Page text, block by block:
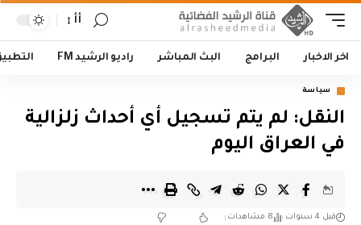
أأ
اخر الاخبار البرامج البث المباشر راديو الرشيد FM
سياسة
النقل: لم يتم تسجيل أي أحداث زلزالية
في العراق اليوم
قبل 4 سنوات 8 مشاهدات